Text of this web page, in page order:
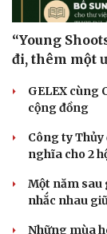
“Young
đi, thêm một
GELEX cùng
cộng đồng
Công ty
nghĩa cho 2
Một năm sau
nhắc nhau
Những mùa